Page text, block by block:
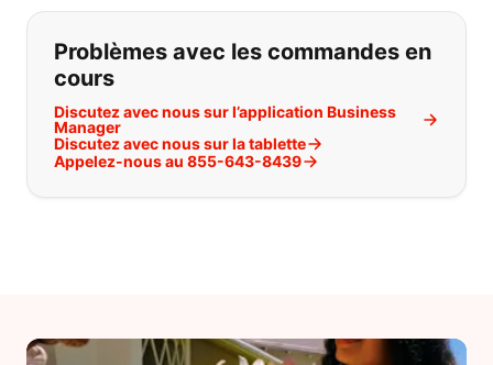
Problèmes avec les commandes en
cours
Discutez avec nous sur l’application Business
Manager
Discutez avec nous sur la tablette
Appelez-nous au 855-643-8439